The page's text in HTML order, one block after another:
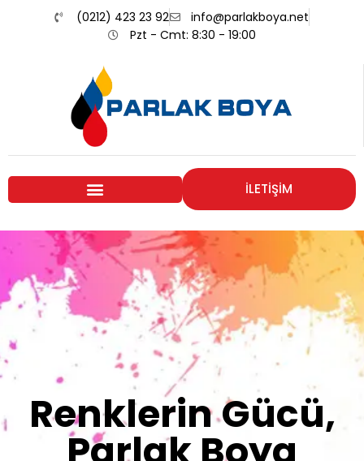
(0212) 423 23 92
info@parlakboya.net
Pzt - Cmt: 8:30 - 19:00
İLETİŞİM
Renklerimiz
Sizin İmzanız
Olsun